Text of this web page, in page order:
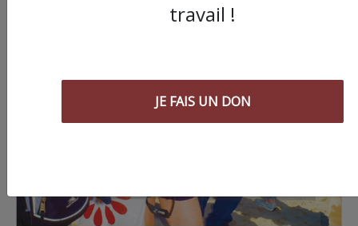
travail !
JE FAIS UN DON